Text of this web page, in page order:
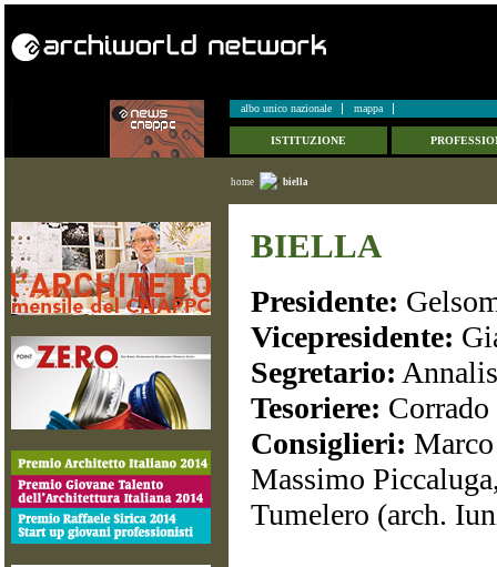
albo unico nazionale mappa
ISTITUZIONE
home biella
BIELLA
Presidente:
Vicepresidente:
Segretario:
Tesoriere:
Consiglieri:
Massimo
Tumelero (arch.